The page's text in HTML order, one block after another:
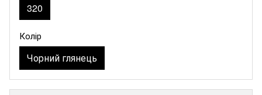
320
Колір
Чорний глянець